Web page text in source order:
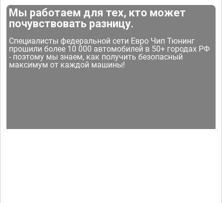
Мы работаем для тех, кто может
почувствовать разницу.
Специалисты федеральной сети Евро Чип Тюнинг
прошили более 10 000 автомобилей в 50+ городах РФ
- поэтому мы знаем, как получить безопасный
максимум от каждой машины!